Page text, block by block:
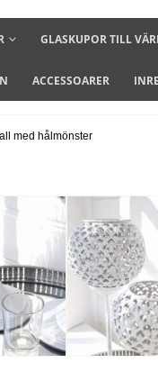
GLASKUPOR TILL
ACCESSOARER
med hålmönster